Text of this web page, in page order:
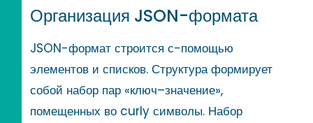
Организация JSON-формата
JSON-формат строится с-помощью
элементов и списков. Структура формирует
собой набор пар «ключ–значение»,
помещенных во curly символы. Набор